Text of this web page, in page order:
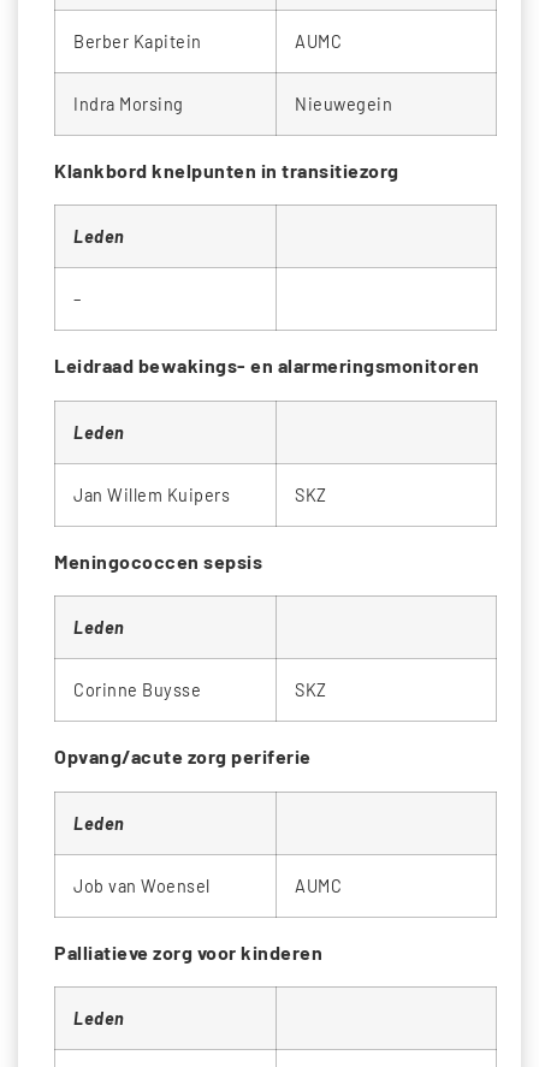
Berber Kapitein AUMC
Indra Morsing Nieuwegein
Klankbord knelpunten in transitiezorg
Leden
–
Leidraad bewakings- en alarmeringsmonitoren
Leden
Jan Willem Kuipers SKZ
Meningococcen sepsis
Leden
Corinne Buysse SKZ
Opvang/acute zorg periferie
Leden
Job van Woensel AUMC
Palliatieve zorg voor kinderen
Leden